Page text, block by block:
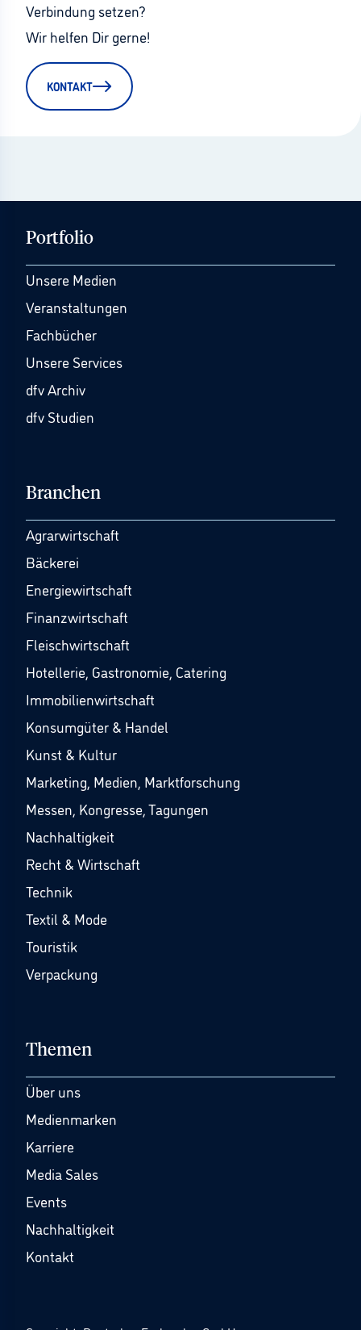
Verbindung setzen?
Wir helfen Dir gerne!
KONTAKT
Portfolio
Unsere Medien
Veranstaltungen
Fachbücher
Unsere Services
dfv Archiv
dfv Studien
Branchen
Agrarwirtschaft
Bäckerei
Energiewirtschaft
Finanzwirtschaft
Fleischwirtschaft
Hotellerie, Gastronomie, Catering
Immobilienwirtschaft
Konsumgüter & Handel
Kunst & Kultur
Marketing, Medien, Marktforschung
Messen, Kongresse, Tagungen
Nachhaltigkeit
Recht & Wirtschaft
Technik
Textil & Mode
Touristik
Verpackung
Themen
Über uns
Medienmarken
Karriere
Media Sales
Events
Nachhaltigkeit
Kontakt